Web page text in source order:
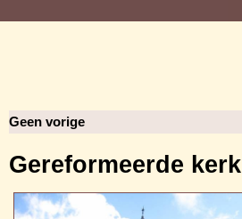
Geen vorige
Gereformeerde kerk